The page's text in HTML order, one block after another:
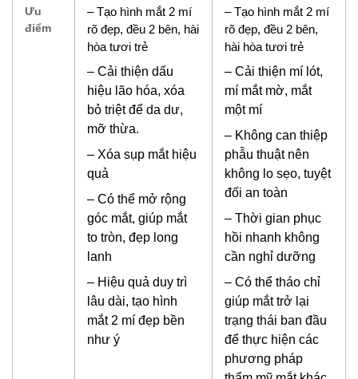
Ưu
điểm
– Tạo hình mắt 2 mí
rõ đẹp, đều 2 bên, hài
hòa tươi trẻ
– Cải thiện dấu
hiệu lão hóa, xóa
bỏ triệt để da dư,
mỡ thừa.
– Xóa sụp mắt hiệu
quả
– Có thể mở rộng
góc mắt, giúp mắt
to tròn, đẹp long
lanh
– Hiệu quả duy trì
lâu dài, tạo hình
mắt 2 mí đẹp bền
như ý
– Tạo hình mắt 2 mí
rõ đẹp, đều 2 bên,
hài hòa tươi trẻ
– Cải thiện mí lót,
mí mắt mờ, mắt
một mí
– Không can thiệp
phẫu thuật nên
không lo sẹo, tuyệt
đối an toàn
– Thời gian phục
hồi nhanh không
cần nghỉ dưỡng
– Có thể tháo chỉ
giúp mắt trở lại
trạng thái ban đầu
để thực hiện các
phương pháp